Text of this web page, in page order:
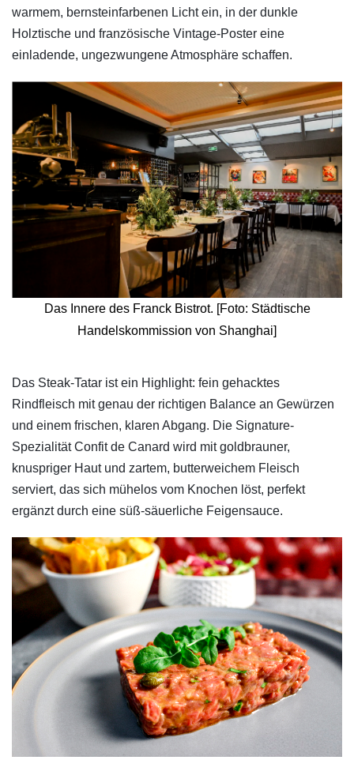
warmem, bernsteinfarbenen Licht ein, in der dunkle
Holztische und französische Vintage-Poster eine
einladende, ungezwungene Atmosphäre schaffen.
Das Innere des Franck Bistrot. [Foto: Städtische
Handelskommission von Shanghai]
​Das Steak-Tatar ist ein Highlight: fein gehacktes
Rindfleisch mit genau der richtigen Balance an Gewürzen
und einem frischen, klaren Abgang. Die Signature-
Spezialität Confit de Canard wird mit goldbrauner,
knuspriger Haut und zartem, butterweichem Fleisch
serviert, das sich mühelos vom Knochen löst, perfekt
ergänzt durch eine süß-säuerliche Feigensauce.